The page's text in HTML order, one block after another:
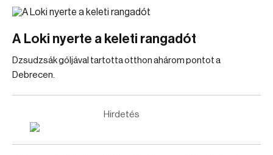
A Loki nyerte a keleti rangadót
Dzsudzsák góljával tartotta otthon ahárom pontot a
Debrecen.
Hirdetés